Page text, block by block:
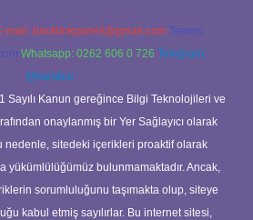
mail: backlinkpaneli@gmail.com Teams:
Whatsapp: 0262 606 0 726 Telegram:
@karabul
Sayılı Kanun gereğince Bilgi Teknolojileri ve
onaylanmış bir Yer Sağlayıcı olarak
nedenle, sitedeki içerikleri proaktif olarak
yükümlülüğümüz bulunmamaktadır. Ancak,
sorumluluğunu taşımakta olup, siteye
kabul etmiş sayılırlar. Bu internet sitesi,